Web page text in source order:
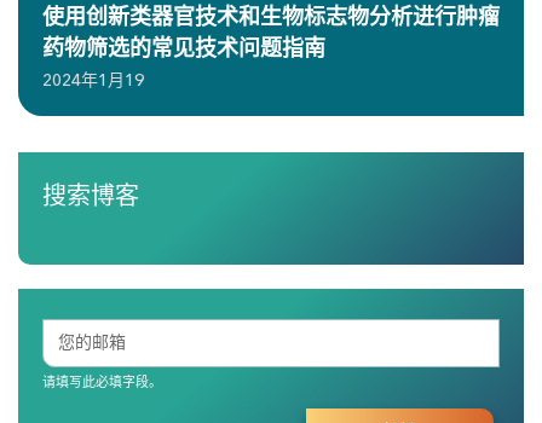
使用创新类器官技术和生物标志物分析进行肿瘤
药物筛选的常见技术问题指南
2024年1月19
搜索博客
请填写此必填字段。